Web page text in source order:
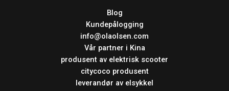
Blog
Kundepålogging
info@olaolsen.com
Vår partner i Kina
produsent av elektrisk scooter
citycoco produsent
leverandør av elsykkel